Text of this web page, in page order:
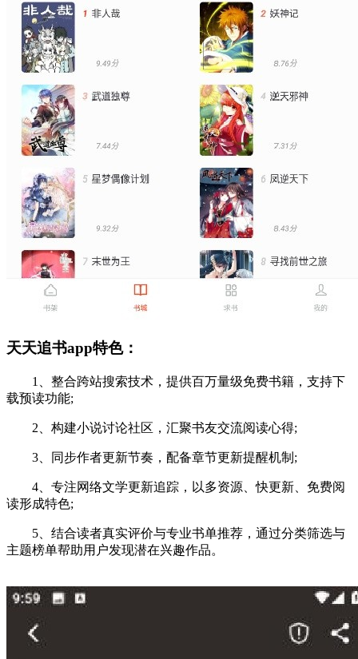
天天追书app特色：
1、整合跨站搜索技术，提供百万量级免费书籍，支持下
载预读功能;
2、构建小说讨论社区，汇聚书友交流阅读心得;
3、同步作者更新节奏，配备章节更新提醒机制;
4、专注网络文学更新追踪，以多资源、快更新、免费阅
读形成特色;
5、结合读者真实评价与专业书单推荐，通过分类筛选与
主题榜单帮助用户发现潜在兴趣作品。